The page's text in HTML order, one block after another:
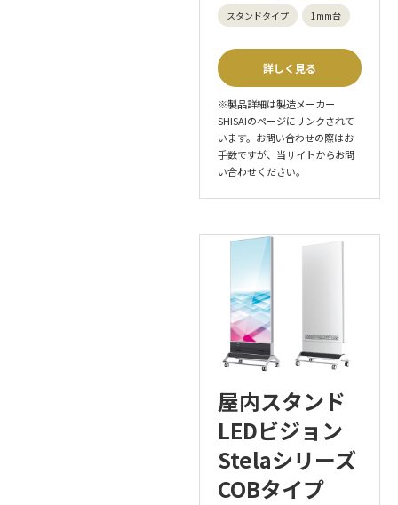
スタンドタイプ
1mm台
詳しく見る
※製品詳細は製造メーカー
SHISAIのページにリンクされて
います。お問い合わせの際はお
手数ですが、当サイトからお問
い合わせください。
屋内スタンド
LEDビジョン
Stelaシリーズ
COBタイプ